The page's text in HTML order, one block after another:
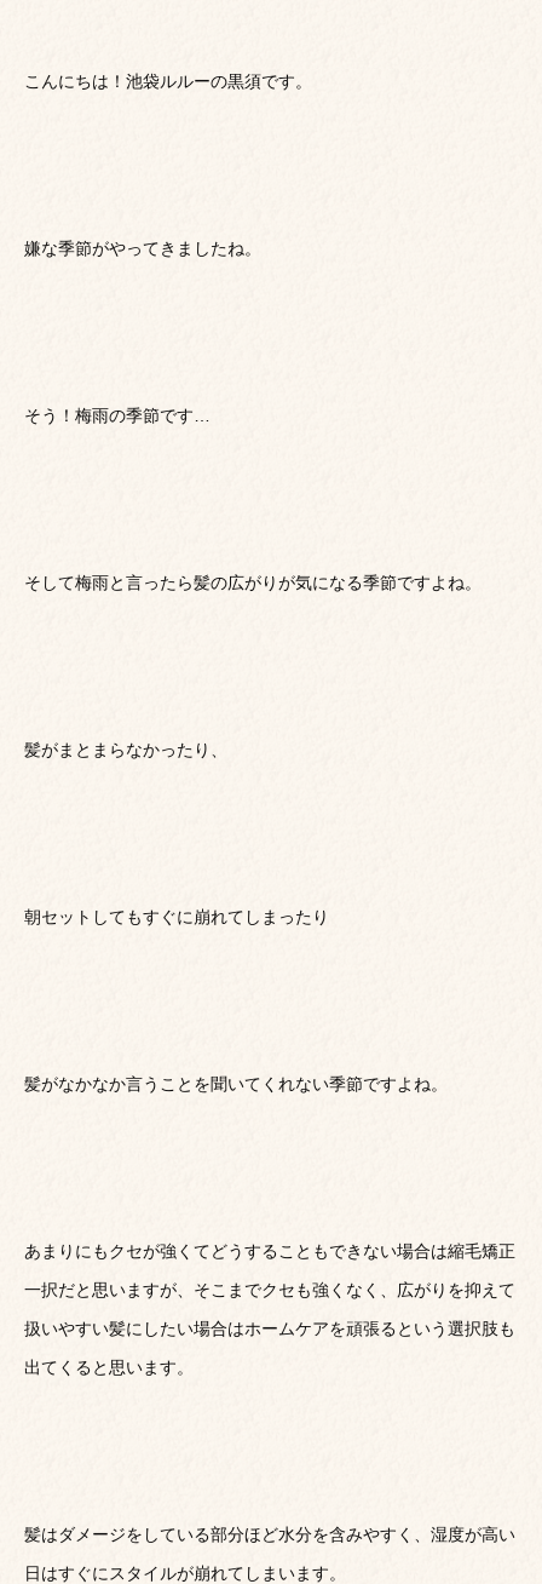
こんにちは！池袋ルルーの黒須です。
嫌な季節がやってきましたね。
そう！梅雨の季節です…
そして梅雨と言ったら髪の広がりが気になる季節ですよね。
髪がまとまらなかったり、
朝セットしてもすぐに崩れてしまったり
髪がなかなか言うことを聞いてくれない季節ですよね。
あまりにもクセが強くてどうすることもできない場合は縮毛矯正
一択だと思いますが、そこまでクセも強くなく、広がりを抑えて
扱いやすい髪にしたい場合はホームケアを頑張るという選択肢も
出てくると思います。
髪はダメージをしている部分ほど水分を含みやすく、湿度が高い
日はすぐにスタイルが崩れてしまいます。